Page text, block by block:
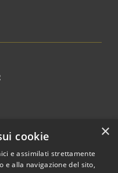
×
cookie
e assimilati strettamente
e alla navigazione del sito,